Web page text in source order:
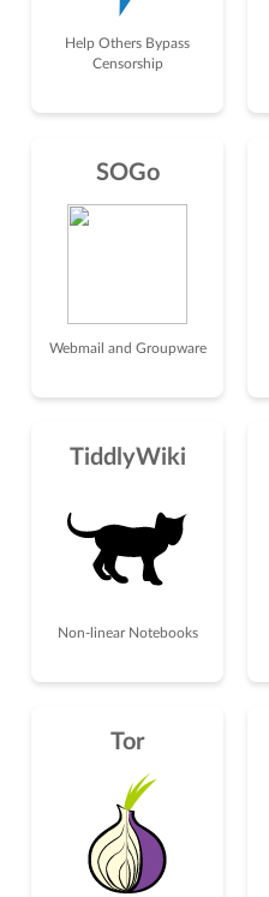
Help Others Bypass
Censorship
SOGo
Webmail and Groupware
TiddlyWiki
Non-linear Notebooks
Tor